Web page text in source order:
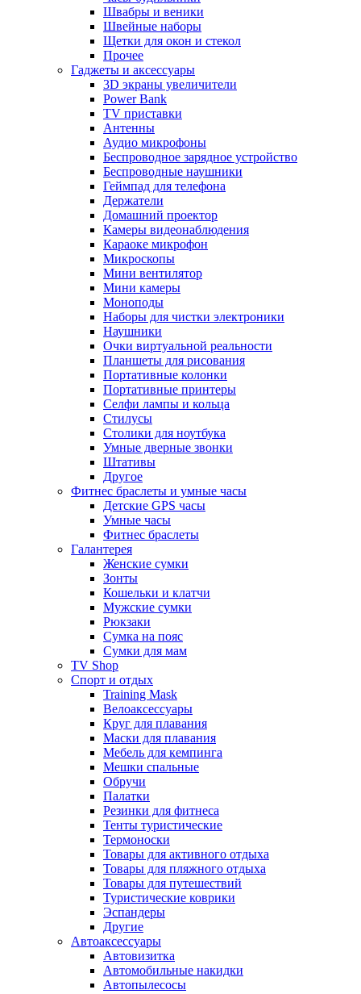
Швабры и веники
Швейные наборы
Щетки для окон и стекол
Прочее
Гаджеты и аксессуары
3D экраны увеличители
Power Bank
TV приставки
Антенны
Аудио микрофоны
Беспроводное зарядное устройство
Беспроводные наушники
Геймпад для телефона
Держатели
Домашний проектор
Камеры видеонаблюдения
Караоке микрофон
Микроскопы
Мини вентилятор
Мини камеры
Моноподы
Наборы для чистки электроники
Наушники
Очки виртуальной реальности
Планшеты для рисования
Портативные колонки
Портативные принтеры
Селфи лампы и кольца
Стилусы
Столики для ноутбука
Умные дверные звонки
Штативы
Другое
Фитнес браслеты и умные часы
Детские GPS часы
Умные часы
Фитнес браслеты
Галантерея
Женские сумки
Зонты
Кошельки и клатчи
Мужские сумки
Рюкзаки
Сумка на пояс
Сумки для мам
TV Shop
Спорт и отдых
Training Mask
Велоаксессуары
Круг для плавания
Маски для плавания
Мебель для кемпинга
Мешки спальные
Обручи
Палатки
Резинки для фитнеса
Тенты туристические
Термоноски
Товары для активного отдыха
Товары для пляжного отдыха
Товары для путешествий
Туристические коврики
Эспандеры
Другие
Автоаксессуары
Автовизитка
Автомобильные накидки
Автопылесосы